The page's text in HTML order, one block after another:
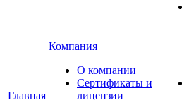
Главная
Компания
О компании
Сертификаты и
лицензии